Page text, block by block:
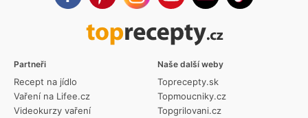
Partneři
Recept na jídlo
Vaření na Lifee.cz
Videokurzy vaření
Naše další weby
Toprecepty.sk
Topmoucniky.cz
Topgrilovani.cz